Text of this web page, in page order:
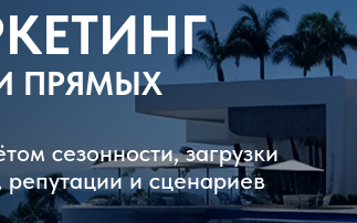
ПРЯМЫХ
сезонности, загрузки
и сценариев